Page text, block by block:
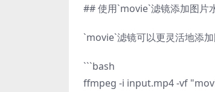
## 使用`movie`滤镜添加图片
`movie`滤镜可以更灵活地添
```bash
ffmpeg -i input.mp4 -vf